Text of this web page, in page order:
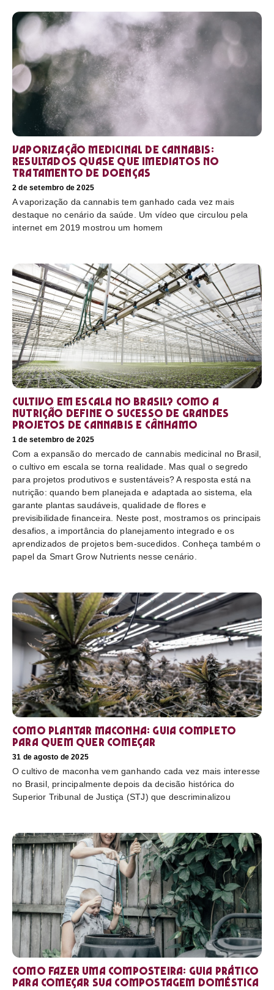
Vaporização medicinal de cannabis:
resultados quase que imediatos no
tratamento de doenças
2 de setembro de 2025
A vaporização da cannabis tem ganhado cada vez mais
destaque no cenário da saúde. Um vídeo que circulou pela
internet em 2019 mostrou um homem
Cultivo em escala no Brasil? Como a
nutrição define o sucesso de grandes
projetos de cannabis e cânhamo
1 de setembro de 2025
Com a expansão do mercado de cannabis medicinal no Brasil,
o cultivo em escala se torna realidade. Mas qual o segredo
para projetos produtivos e sustentáveis? A resposta está na
nutrição: quando bem planejada e adaptada ao sistema, ela
garante plantas saudáveis, qualidade de flores e
previsibilidade financeira. Neste post, mostramos os principais
desafios, a importância do planejamento integrado e os
aprendizados de projetos bem-sucedidos. Conheça também o
papel da Smart Grow Nutrients nesse cenário.
Como plantar maconha: guia completo
para quem quer começar
31 de agosto de 2025
O cultivo de maconha vem ganhando cada vez mais interesse
no Brasil, principalmente depois da decisão histórica do
Superior Tribunal de Justiça (STJ) que descriminalizou
Como fazer uma composteira: Guia prático
para começar sua compostagem doméstica